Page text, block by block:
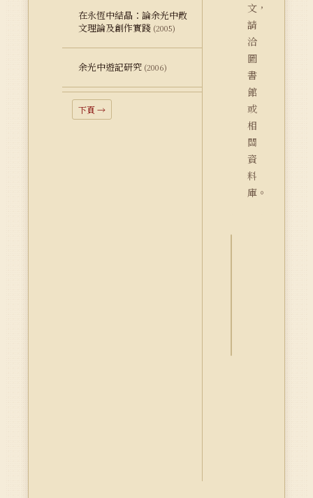
在永恆中結晶：論余光中散
文理論及創作實踐 (2005)
余光中遊記研究 (2006)
下頁 →
文，
請
洽
圖
書
館
或
相
關
資
料
庫。